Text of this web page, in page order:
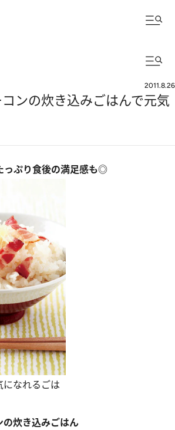
2011.8.26
ンの炊き込みごはんで元気
っぷり食後の満足感も◎
になれるごは
の炊き込みごはん